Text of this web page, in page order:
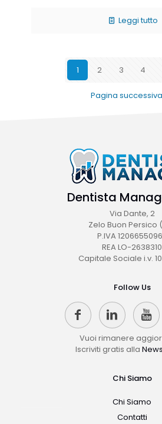
Leggi tutto
1 2 3 4
Pagina successiva
Dentista
Via Dante, 2
Zelo Buon Persico
P.IVA
REA LO-2638310
Capitale Sociale i.v.
Follow Us
Vuoi rimanere
Iscriviti gratis alla
Chi Siamo
Chi Siamo
Contatti